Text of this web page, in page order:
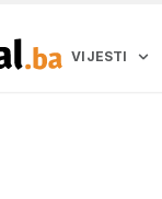
VIJESTI